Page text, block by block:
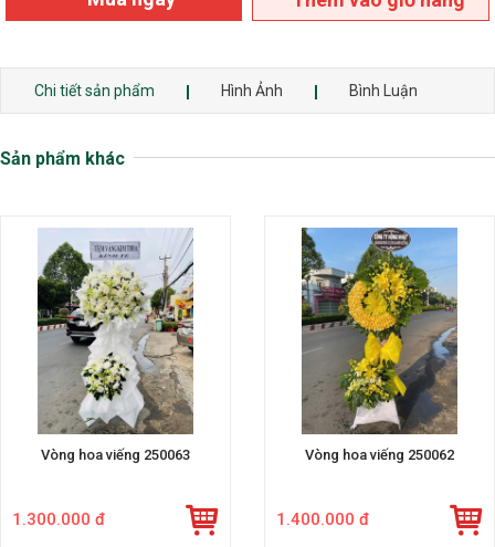
Chi tiết sản phẩm Hình Ảnh Bình Luận
Sản phẩm khác
Vòng hoa viếng 250063
1.300.000 đ
Vòng hoa viếng 250062
1.400.000 đ